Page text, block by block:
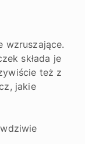
wzruszające.
składa je
też z
jakie